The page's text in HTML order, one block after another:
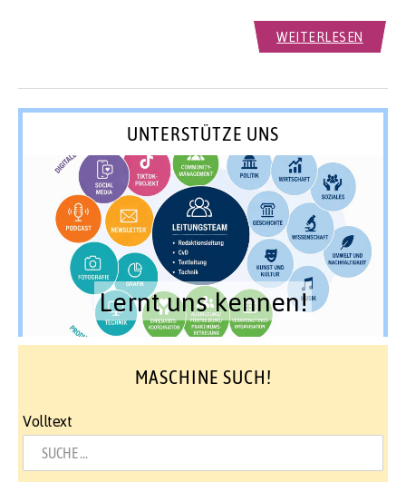
WEITERLESEN
UNTERSTÜTZE UNS
Lernt uns kennen!
MASCHINE SUCH!
Volltext